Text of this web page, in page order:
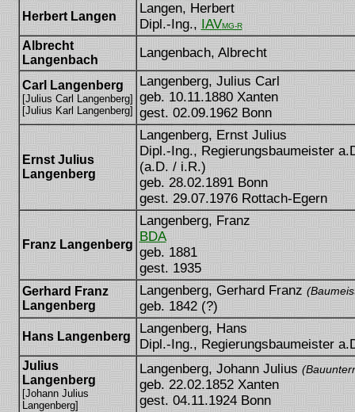
Herbert Langen
Langen, Herbert
Dipl.-Ing.,IAVMG-R
Albrecht
Langenbach
Langenbach, Albrecht
Carl Langenberg
[Julius Carl Langenberg]
[Julius Karl Langenberg]
Langenberg, Julius Carl
geb. 10.11.1880 Xanten
gest. 02.09.1962 Bonn
Ernst Julius
Langenberg
Langenberg, Ernst Julius
Dipl.-Ing., Regierungsbaumeister
(a.D. / i.R.)
geb. 28.02.1891 Bonn
gest. 29.07.1976 Rottach-Egern
Franz Langenberg
Langenberg, Franz
BDA
geb. 1881
gest. 1935
Gerhard Franz
Langenberg
Langenberg, Gerhard Franz
geb. 1842 (?)
Hans Langenberg
Langenberg, Hans
Dipl.-Ing., Regierungsbaumeister
Julius
Langenberg
[Johann Julius
Langenberg]
Langenberg, Johann Julius
geb. 22.02.1852 Xanten
gest. 04.11.1924 Bonn